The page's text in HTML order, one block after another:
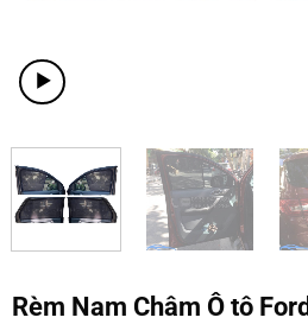
Rèm Nam Châm Ô tô